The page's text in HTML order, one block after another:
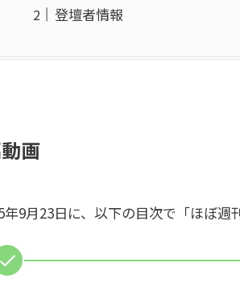
登壇者情報
画
年9月23日に、以下の目次で「ほぼ週